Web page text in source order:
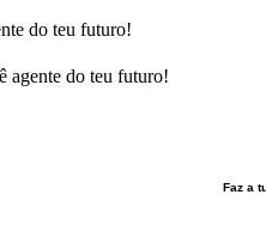
do teu futuro!
agente do teu futuro!
Faz a